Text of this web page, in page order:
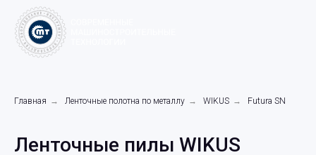
Главная → Ленточные полотна по металлу → WIKUS → Futura SN
Ленточные пилы WIKUS